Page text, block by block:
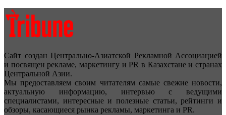
Сайт создан Центрально-Азиатской Рекламной Ассоциацией
и посвящен рекламе, маркетингу и PR в Казахстане и странах
Центральной Азии.
Мы предоставляем своим читателям самые свежие новости,
актуальную информацию, интервью с ведущими
специалистами, интересные и полезные статьи, рейтинги и
обзоры, касающиеся рынка рекламы, маркетинга и PR.